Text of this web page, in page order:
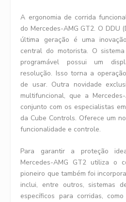
A ergonomia de corrida
do Mercedes-AMG GT2. O DDU
última geração é uma
central do motorista. O
programável possui um
resolução. Isso torna a
de usar. Outra novidade
multifuncional, que a
conjunto com os especialistas
da Cube Controls. Oferece um
funcionalidade e controle.
Para garantir a proteção
Mercedes-AMG GT2 utiliza o
pioneiro que também foi
inclui, entre outros, sistemas
específicos para corridas,